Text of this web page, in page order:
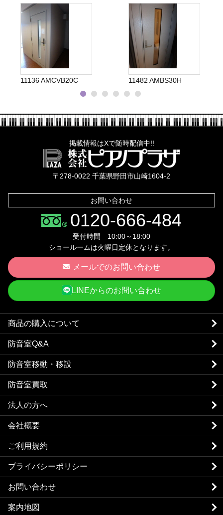
AMCVB20C 11482 AMBS30H
掲載情報はXで随時配信中!!
〒278-0022 千葉県野田市山崎1604-2
お問い合わせ
0120-666-484
受付時間 10:00～18:00
ショールームは火曜日定休となります。
メールでのお問い合わせ
LINEからのお問い合わせ
商品の購入について
防音室Q&A
防音室移動・移設
防音室買取
法人の方へ
会社概要
ご利用規約
プライバシーポリシー
お問い合わせ
案内地図